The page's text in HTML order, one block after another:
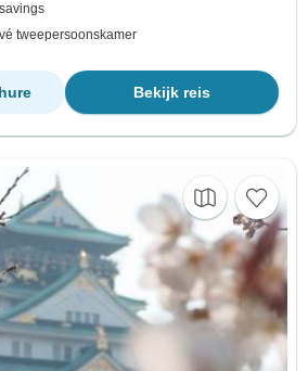
tweepersoonskamer
Bekijk reis